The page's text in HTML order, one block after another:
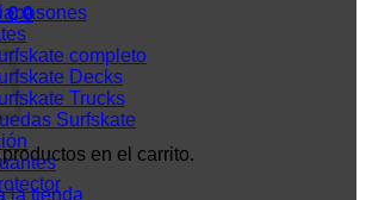
€ 0
en el carrito.
la tienda
completo
Decks
Trucks
Surfskate